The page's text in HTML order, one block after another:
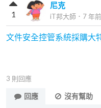
尼克
iT邦大師 ． 7 年前
1
文件安全控管系統採購大
3 則回應
回應
沒有幫助